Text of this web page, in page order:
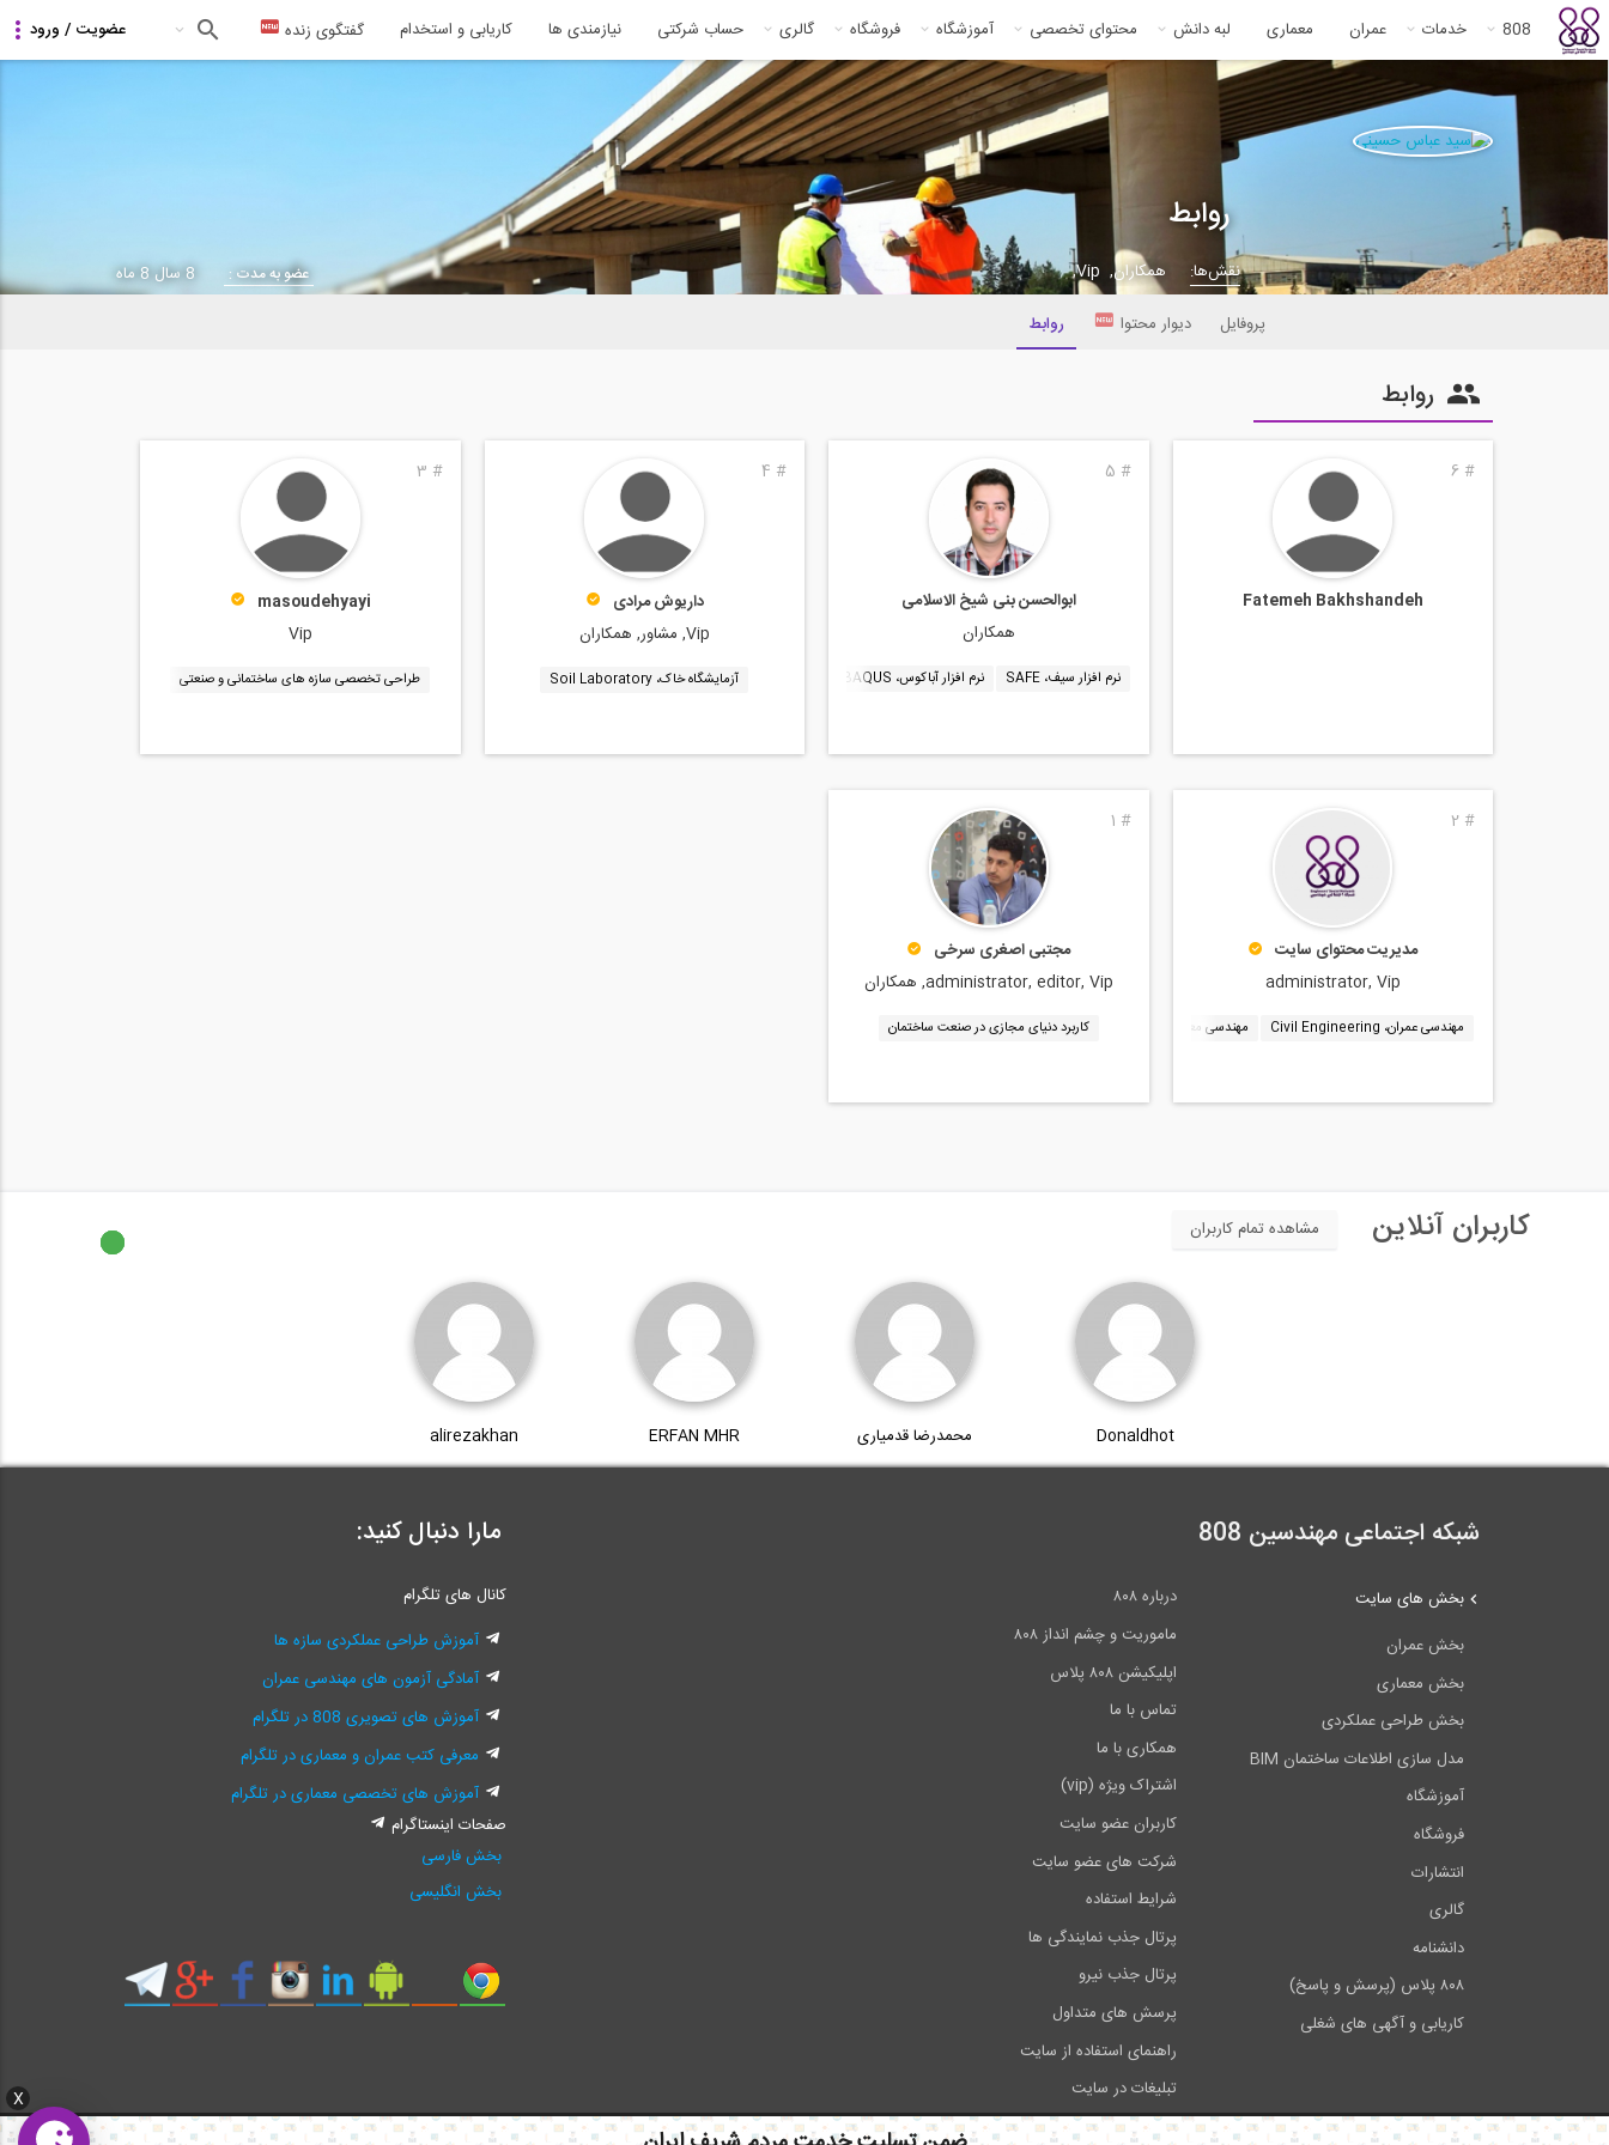
808 خدمات عمران معماری لبه دانش محتوای تخصصی آموزشگاه فروشگاه گالری حساب شرکتی نیازمندی ها کاریابی و استخدام گفتگوی زنده
روابط
نقش‌ها: همکاران, Vip, عضو به مدت :
8 سال 8 ماه
پروفایل
دیوار محتوا روابط
X
روابط
#
6
Fatemeh Bakhshandeh
#
5
ابوالحسن بنی شیخ الاسلامی
همکاران
نرم افزار سیف، SAFE نرم افزار آباکوس، ABAQUS نرم افزار ایتبز، ETABS
#
4
داريوش مرادی
Vip, مشاور, همکاران
آزمایشگاه خاک، Soil Laboratory
#
3
masoudehyayi
Vip
طراحی تخصصی سازه های ساختمانی و صنعتی
#
2
مدیریت محتوای سایت
administrator, Vip
مهندسی عمران، Civil Engineering مهندسی معماری، Architectural Engineering
#
1
مجتبی اصغری سرخی
administrator, editor, Vip, همکاران
کاربرد دنیای مجازی در صنعت ساختمان
کاربران آنلاین مشاهده تمام کاربران
Donaldhot محمدرضا قدمیاری ERFAN MHR
alirezakhan
شبکه اجتماعی مهندسین 808
درباره ۸۰۸
ماموریت و چشم انداز ۸۰۸
اپلیکیشن ۸۰۸ پلاس
تماس با ما
همکاری با ما
اشتراک ویژه (vip)
کاربران عضو سایت
شرکت های عضو سایت
شرایط استفاده
پرتال جذب نمایندگی ها
پرتال جذب نیرو
پرسش های متداول
راهنمای استفاده از سایت
تبلیغات در سایت
بخش های سایت
بخش عمران
بخش معماری
بخش طراحی عملکردی
مدل سازی اطلاعات ساختمان BIM
آموزشگاه
فروشگاه
انتشارات
گالری
دانشنامه
۸۰۸ پلاس (پرسش و پاسخ)
کاریابی و آگهی های شغلی
مارا دنبال کنید:
کانال های تلگرام
آموزش طراحی عملکردی سازه ها
آمادگی آزمون های مهندسی عمران
آموزش های تصویری 808 در تلگرام
معرفی کتب عمران و معماری در تلگرام
آموزش های تخصصی معماری در تلگرام
صفحات اینستاگرام
بخش فارسی
بخش انگلیسی